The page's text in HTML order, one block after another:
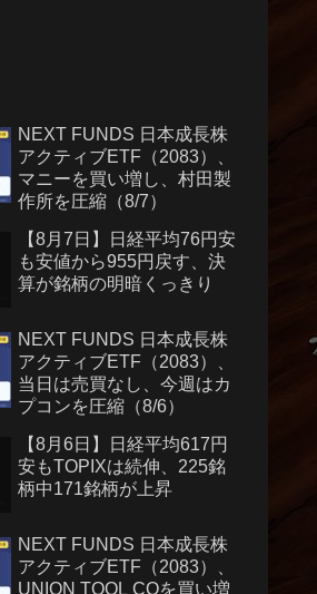
NEXT FUNDS 日本成長株
アクティブETF（2083）、
マニーを買い増し、村田製
作所を圧縮（8/7）
【8月7日】日経平均76円安
も安値から955円戻す、決
算が銘柄の明暗くっきり
NEXT FUNDS 日本成長株
アクティブETF（2083）、
当日は売買なし、今週はカ
プコンを圧縮（8/6）
【8月6日】日経平均617円
安もTOPIXは続伸、225銘
柄中171銘柄が上昇
NEXT FUNDS 日本成長株
アクティブETF（2083）、
UNION TOOL COを買い増